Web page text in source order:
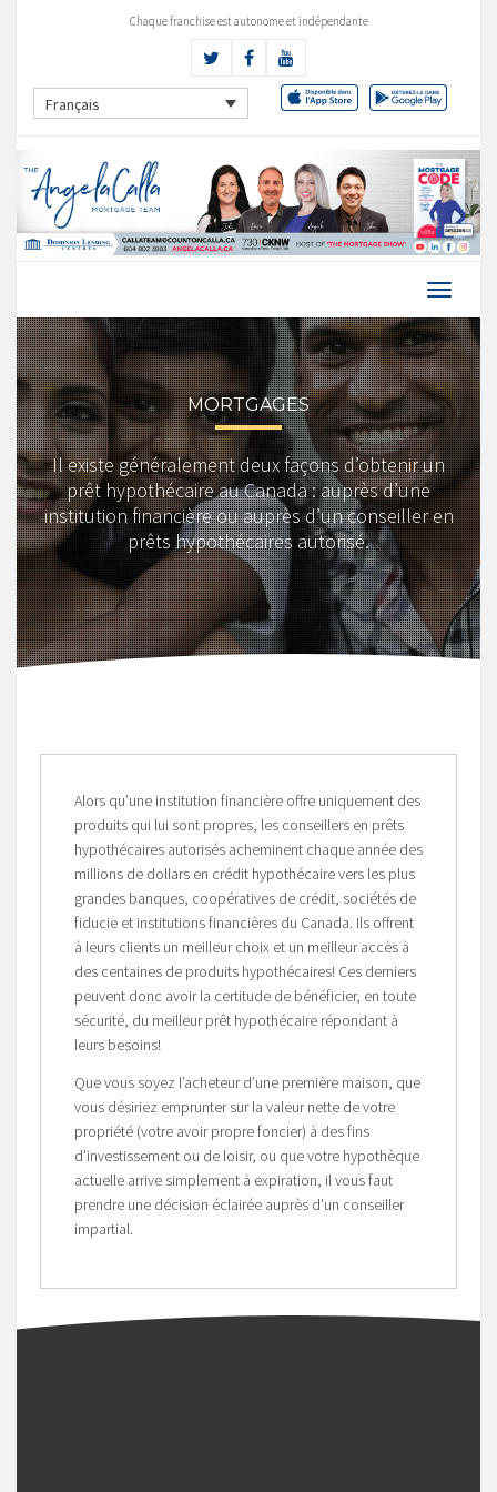
Chaque franchise est autonome et indépendante
Français
MORTGAGES
Il existe généralement deux façons d’obtenir un
prêt hypothécaire au Canada : auprès d’une
institution financière ou auprès d’un conseiller en
prêts hypothécaires autorisé.
Alors qu’une institution financière offre uniquement des
produits qui lui sont propres, les conseillers en prêts
hypothécaires autorisés acheminent chaque année des
millions de dollars en crédit hypothécaire vers les plus
grandes banques, coopératives de crédit, sociétés de
fiducie et institutions financières du Canada. Ils offrent
à leurs clients un meilleur choix et un meilleur accès à
des centaines de produits hypothécaires! Ces derniers
peuvent donc avoir la certitude de bénéficier, en toute
sécurité, du meilleur prêt hypothécaire répondant à
leurs besoins!
Que vous soyez l’acheteur d’une première maison, que
vous désiriez emprunter sur la valeur nette de votre
propriété (votre avoir propre foncier) à des fins
d’investissement ou de loisir, ou que votre hypothèque
actuelle arrive simplement à expiration, il vous faut
prendre une décision éclairée auprès d’un conseiller
impartial.